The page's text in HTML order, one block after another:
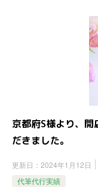
京都府S様より、
だきました。
更新日： 2024年1月12日
代筆代行実績